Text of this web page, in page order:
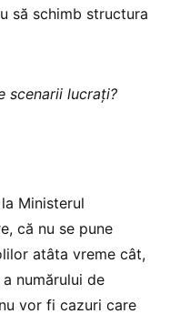
să schimb structura
scenarii lucrați?
Ministerul
că nu se pune
atâta vreme cât,
numărului de
vor fi cazuri care